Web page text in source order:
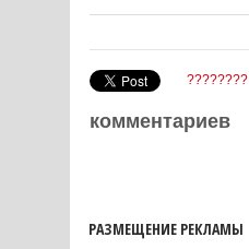
????????
комментариев
РАЗМЕЩЕНИЕ РЕКЛАМЫ